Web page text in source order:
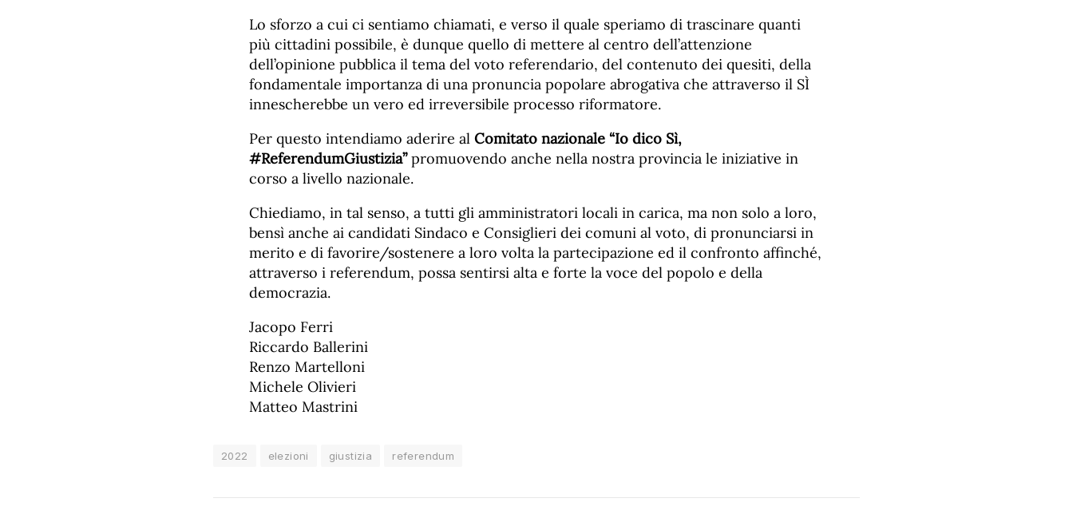
Lo sforzo a cui ci sentiamo chiamati, e verso il quale speriamo di trascinare quanti
più cittadini possibile, è dunque quello di mettere al centro dell’attenzione
dell’opinione pubblica il tema del voto referendario, del contenuto dei quesiti, della
fondamentale importanza di una pronuncia popolare abrogativa che attraverso il SÌ
innescherebbe un vero ed irreversibile processo riformatore.
Per questo intendiamo aderire al Comitato nazionale “Io dico Sì,
#ReferendumGiustizia”promuovendo anche nella nostra provincia le iniziative in
corso a livello nazionale.
Chiediamo, in tal senso, a tutti gli amministratori locali in carica, ma non solo a loro,
bensì anche ai candidati Sindaco e Consiglieri dei comuni al voto, di pronunciarsi in
merito e di favorire/sostenere a loro volta la partecipazione ed il confronto affinché,
attraverso i referendum, possa sentirsi alta e forte la voce del popolo e della
democrazia.
Jacopo Ferri
Riccardo Ballerini
Renzo Martelloni
Michele Olivieri
Matteo Mastrini
2022 elezioni giustizia referendum